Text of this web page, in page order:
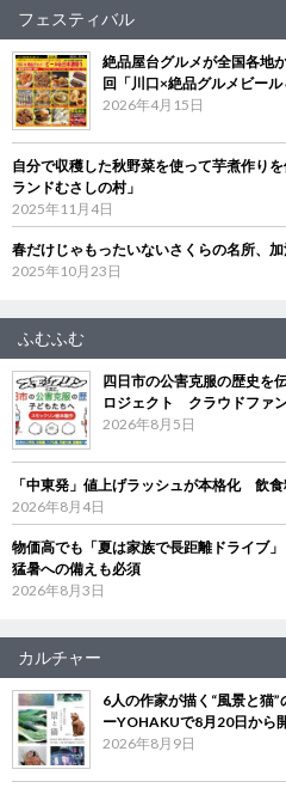
フェスティバル
絶品屋台グルメが全国各地
回「川口×絶品グルメビー
2026年4月15日
自分で収穫した秋野菜を使って芋煮作り
ランドむさしの村」
2025年11月4日
春だけじゃもったいないさくらの名所、
2025年10月23日
ふむふむ
四日市の公害克服の歴史を
ロジェクト クラウドファ
2026年8月5日
「中東発」値上げラッシュが本格化 飲
2026年8月4日
物価高でも「夏は家族で長距離ドライブ
猛暑への備えも必須
2026年8月3日
カルチャー
6人の作家が描く“風景と猫
ーYOHAKUで8月20日から
2026年8月9日